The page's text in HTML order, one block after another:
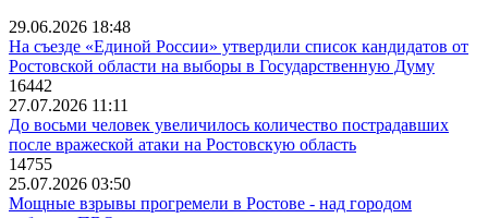
29.06.2026 18:48
На съезде «Единой России» утвердили список кандидатов от
Ростовской области на выборы в Государственную Думу
16442
27.07.2026 11:11
До восьми человек увеличилось количество пострадавших
после вражеской атаки на Ростовскую область
14755
25.07.2026 03:50
Мощные взрывы прогремели в Ростове - над городом